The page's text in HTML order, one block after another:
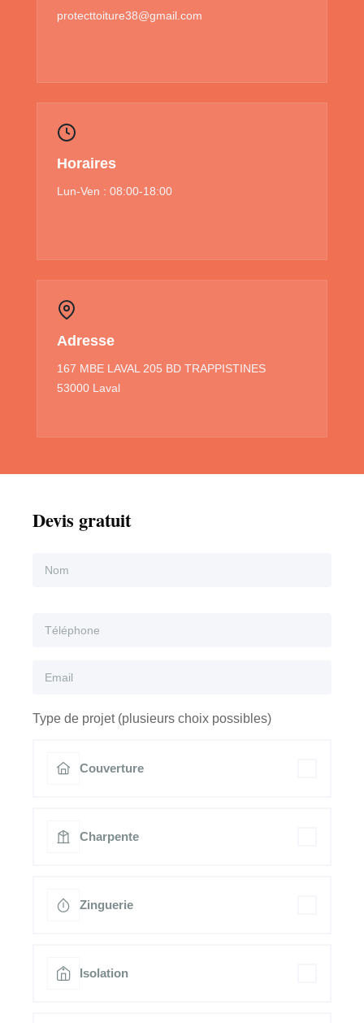
protecttoiture38@gmail.com
Horaires
Lun-Ven : 08:00-18:00
Adresse
167 MBE LAVAL 205 BD TRAPPISTINES
53000 Laval
Devis gratuit
Type de projet (plusieurs choix possibles)
Couverture
Charpente
Zinguerie
Isolation